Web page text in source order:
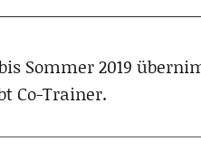
Sommer 2019
Co-Trainer.